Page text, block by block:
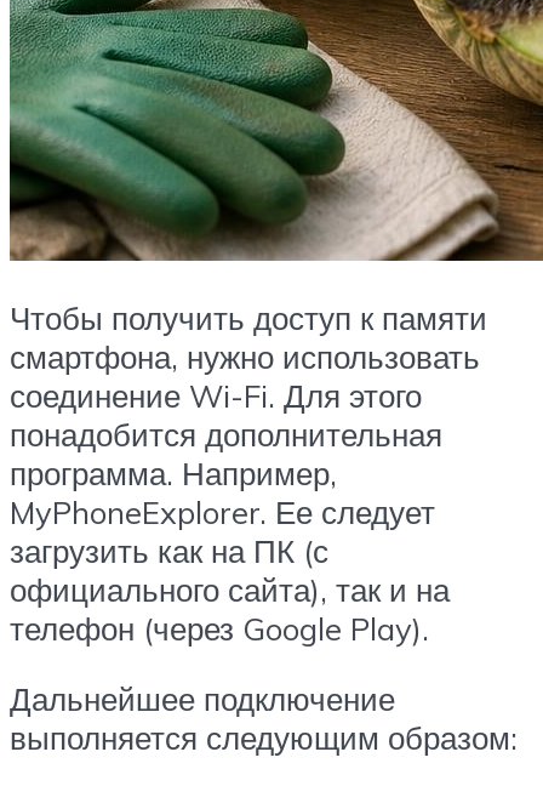
Чтобы получить доступ к памяти
смартфона, нужно использовать
соединение Wi-Fi. Для этого
понадобится дополнительная
программа. Например,
MyPhoneExplorer. Ее следует
загрузить как на ПК (с
официального сайта), так и на
телефон (через Google Play).
Дальнейшее подключение
выполняется следующим образом: